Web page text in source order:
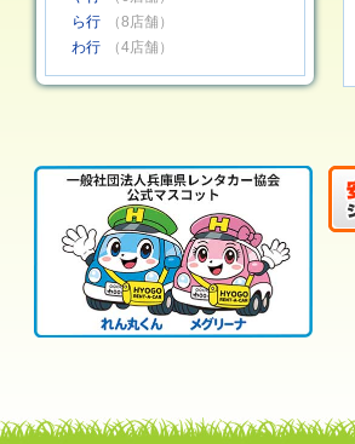
ら行
（8店舗）
わ行
（4店舗）